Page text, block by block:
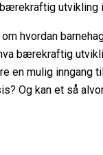
utvikling
hvordan
bærekraftig
en mulig
Og kan et så